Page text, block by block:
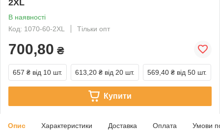
2XL
В наявності
Код: 1070-60-2XL
Тільки опт
700,80 ₴
657 ₴ від 10 шт. 613,20 ₴ від 20 шт. 569,40 ₴ від 50 шт.
Купити
Опис Характеристики Доставка Оплата Умови